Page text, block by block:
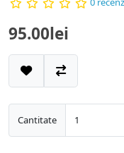
95.00lei
Cantitate